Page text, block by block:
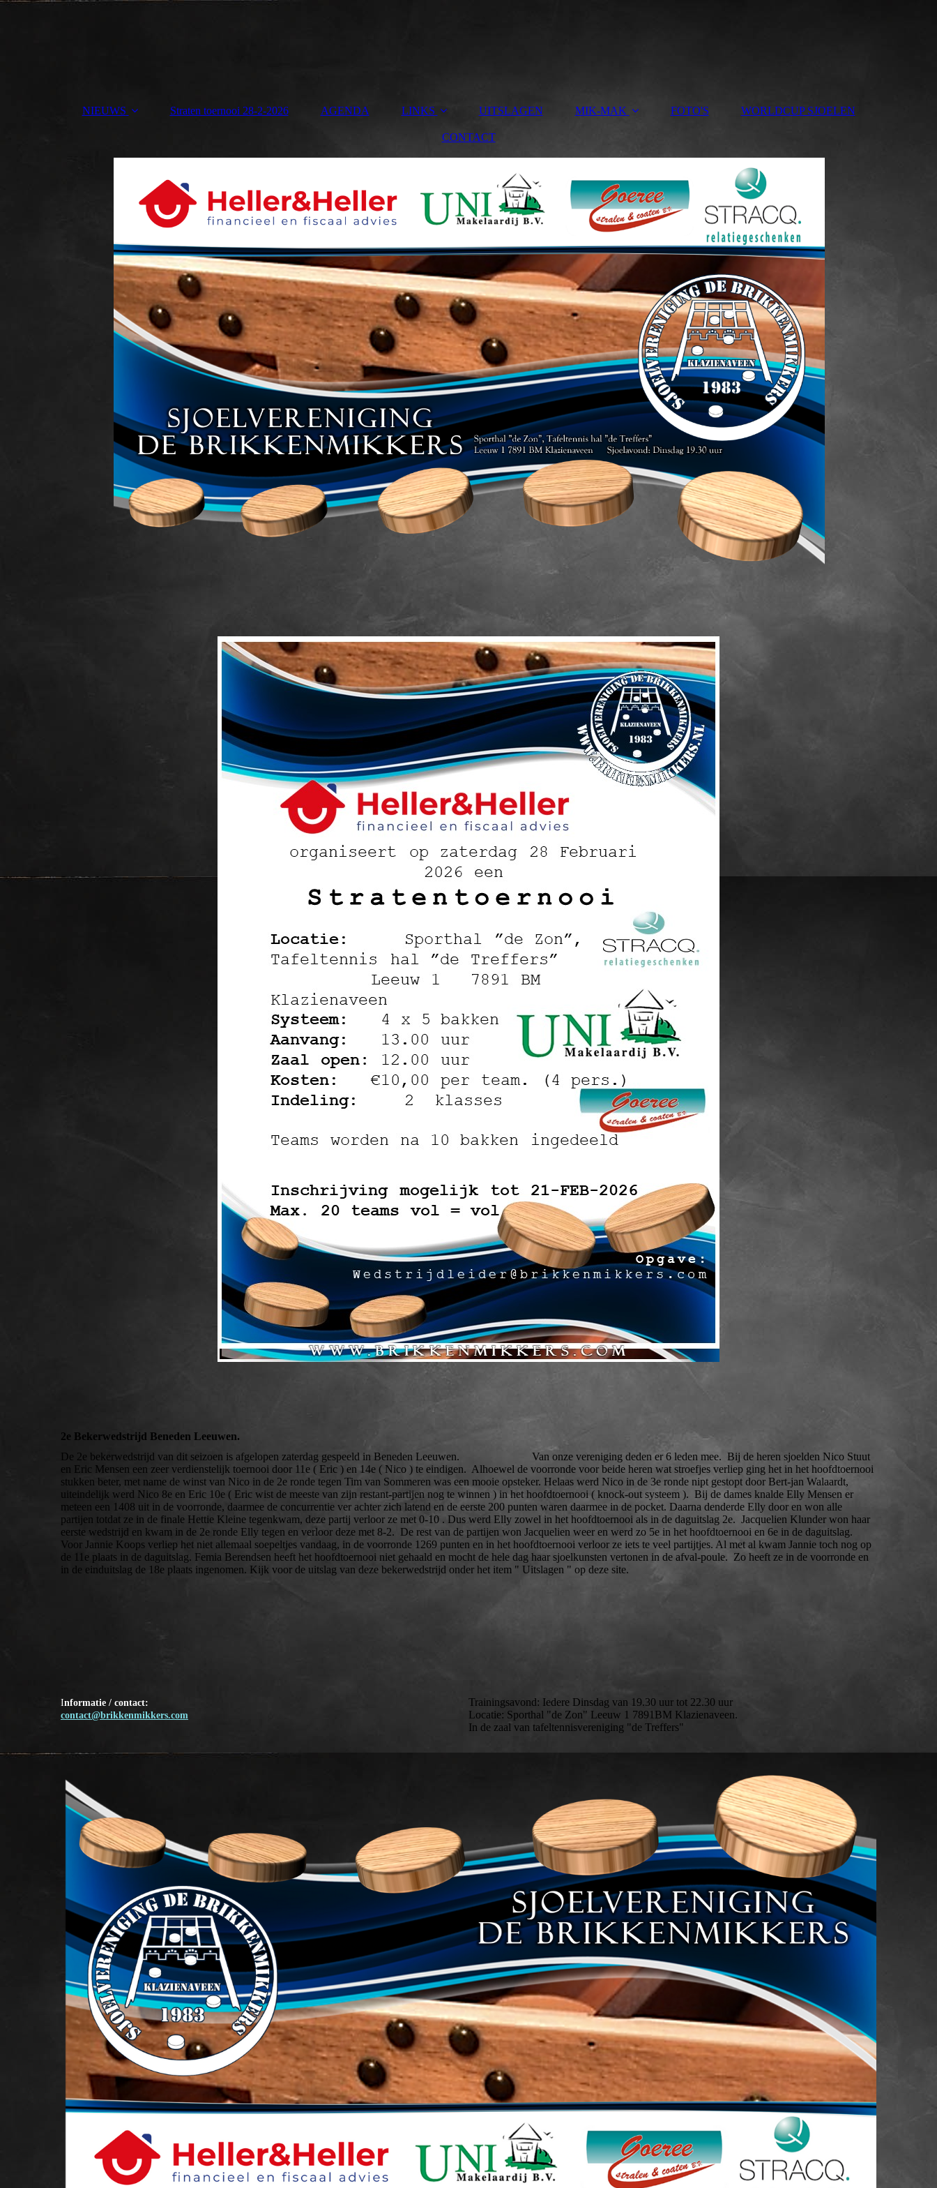
NIEUWS Straten toernooi 28-2-2026 AGENDA LINKS UITSLAGEN MIK-MAK FOTO'S WORLDCUP SJOELEN
CONTACT
2e Bekerwedstrijd Beneden Leeuwen.
De 2e bekerwedstrijd van dit seizoen is afgelopen zaterdag gespeeld in Beneden Leeuwen. Van onze vereniging deden er 6 leden mee. Bij de heren sjoelden Nico Stuut
en Eric Mensen een zeer verdienstelijk toernooi door 11e ( Eric ) en 14e ( Nico ) te eindigen. Alhoewel de voorronde voor beide heren wat stroefjes verliep ging het in het hoofdtoernooi
stukken beter, met name de winst van Nico in de 2e ronde tegen Tim van Sommeren was een mooie opsteker. Helaas werd Nico in de 3e ronde nipt gestopt door Bert-jan Walaardt,
uiteindelijk werd Nico 8e en Eric 10e ( Eric wist de meeste van zijn restant-partijen nog te winnen ) in het hoofdtoernooi ( knock-out systeem ). Bij de dames knalde Elly Mensen er
meteen een 1408 uit in de voorronde, daarmee de concurrentie ver achter zich latend en de eerste 200 punten waren daarmee in de pocket. Daarna denderde Elly door en won alle
partijen totdat ze in de finale Hettie Kleine tegenkwam, deze partij verloor ze met 0-10 . Dus werd Elly zowel in het hoofdtoernooi als in de daguitslag 2e. Jacquelien Klunder won haar
eerste wedstrijd en kwam in de 2e ronde Elly tegen en verloor deze met 8-2. De rest van de partijen won Jacquelien weer en werd zo 5e in het hoofdtoernooi en 6e in de daguitslag.
Voor Jannie Koops verliep het niet allemaal soepeltjes vandaag, in de voorronde 1269 punten en in het hoofdtoernooi verloor ze iets te veel partijtjes. Al met al kwam Jannie toch nog op
de 11e plaats in de daguitslag. Femia Berendsen heeft het hoofdtoernooi niet gehaald en mocht de hele dag haar sjoelkunsten vertonen in de afval-poule. Zo heeft ze in de voorronde en
in de einduitslag de 18e plaats ingenomen. Kijk voor de uitslag van deze bekerwedstrijd onder het item " Uitslagen " op deze site.
Informatie / contact:
contact@brikkenmikkers.com
Trainingsavond: Iedere Dinsdag van 19.30 uur tot 22.30 uur
Locatie: Sporthal "de Zon" Leeuw 1 7891BM Klazienaveen.
In de zaal van tafeltennisvereniging "de Treffers"